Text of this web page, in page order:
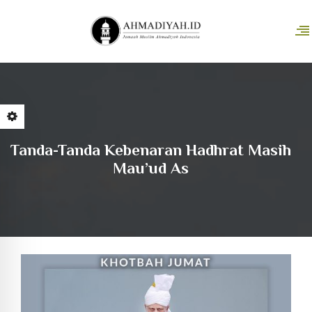
Tanda-Tanda Kebenaran Hadhrat Masih
Mau’ud As